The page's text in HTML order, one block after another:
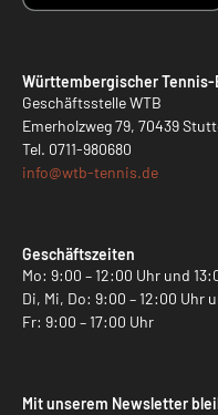
Württembergischer Tennis-
Geschäftsstelle WTB
Emerholzweg 79, 70439
Tel. 0711-980680
info@wtb-tennis.de
Geschäftszeiten
Mo: 9:00 – 12:00 Uhr und
Di, Mi, Do: 9:00 – 12:00 Uhr
Fr: 9:00 – 17:00 Uhr
Mit unserem Newsletter